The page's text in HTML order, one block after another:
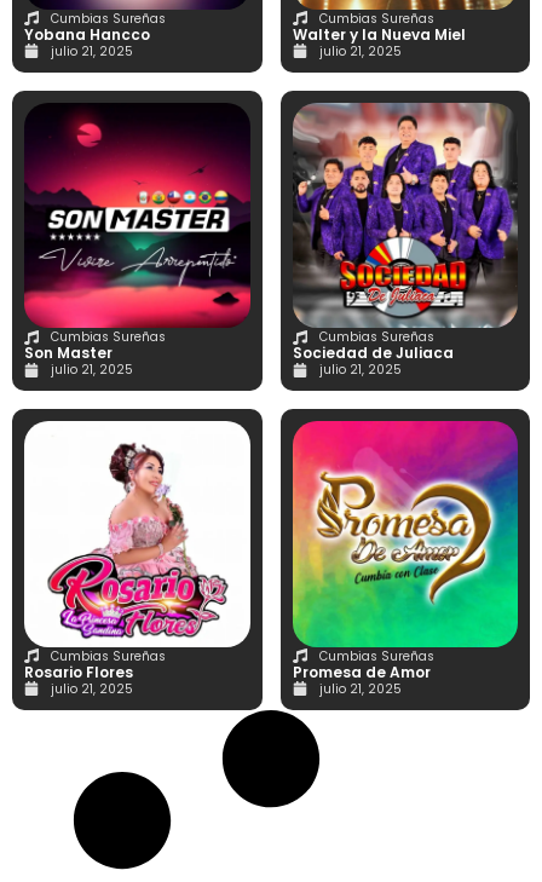
Cumbias Sureñas
Yobana Hancco
julio 21, 2025
Cumbias Sureñas
Walter y la Nueva Miel
julio 21, 2025
Cumbias Sureñas
Son Master
julio 21, 2025
Cumbias Sureñas
Sociedad de Juliaca
julio 21, 2025
Cumbias Sureñas
Rosario Flores
julio 21, 2025
Cumbias Sureñas
Promesa de Amor
julio 21, 2025